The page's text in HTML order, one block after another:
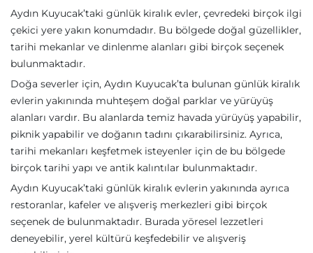
Aydın Kuyucak’taki günlük kiralık evler, çevredeki birçok ilgi
çekici yere yakın konumdadır. Bu bölgede doğal güzellikler,
tarihi mekanlar ve dinlenme alanları gibi birçok seçenek
bulunmaktadır.
Doğa severler için, Aydın Kuyucak’ta bulunan günlük kiralık
evlerin yakınında muhteşem doğal parklar ve yürüyüş
alanları vardır. Bu alanlarda temiz havada yürüyüş yapabilir,
piknik yapabilir ve doğanın tadını çıkarabilirsiniz. Ayrıca,
tarihi mekanları keşfetmek isteyenler için de bu bölgede
birçok tarihi yapı ve antik kalıntılar bulunmaktadır.
Aydın Kuyucak’taki günlük kiralık evlerin yakınında ayrıca
restoranlar, kafeler ve alışveriş merkezleri gibi birçok
seçenek de bulunmaktadır. Burada yöresel lezzetleri
deneyebilir, yerel kültürü keşfedebilir ve alışveriş